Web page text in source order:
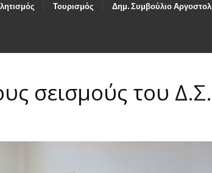
Τουρισμός Δημ. Συμβούλιο
σεισμούς του Δ.Σ.